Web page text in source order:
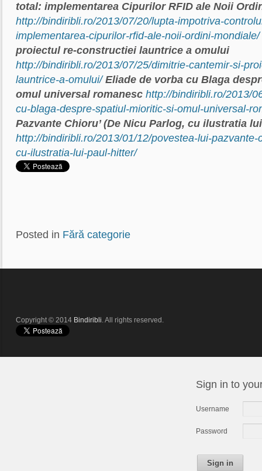
total: implementarea Cipurilor RFID ale Noii
http://bindiribli.ro/2013/07/20/lupta-impotriva-
implementarea-cipurilor-rfid-ale-noii-ordini-mondiale/
proiectul re-constructiei launtrice a omului
http://bindiribli.ro/2013/07/25/dimitrie-cantemir-si-
launtrice-a-omului/ Eliade de vorba cu Blaga
omul universal romanesc http://bindiribli.ro/2013/
cu-blaga-despre-spatiul-mioritic-si-omul-universal-
Pazvante Chioru’ (De Nicu Parlog, cu ilustratia
http://bindiribli.ro/2013/01/12/povestea-lui-
cu-ilustratia-lui-paul-hitter/
Posted in Fără categorie
Copyright © 2014 Bindiribli. All rights reserved.
Sign in to
Username
Password
Sign in